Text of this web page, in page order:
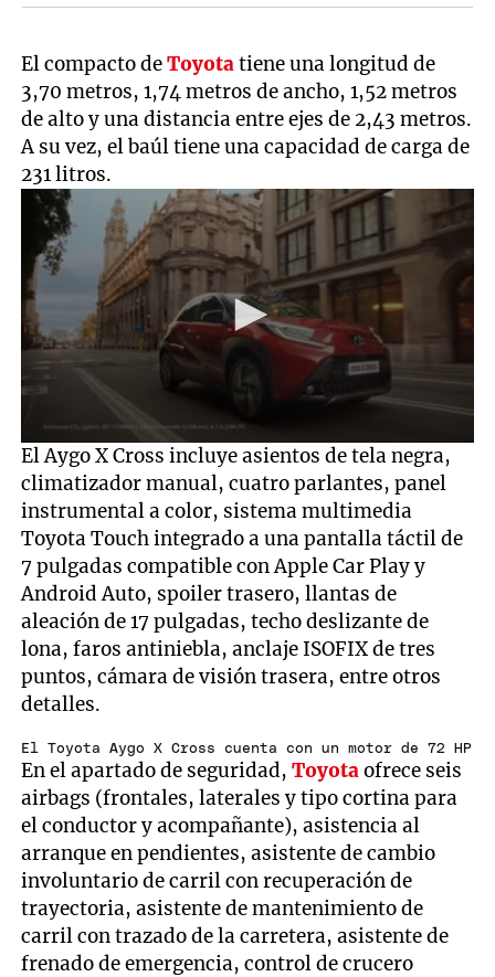
El compacto deToyotatiene una longitud de
3,70 metros, 1,74 metros de ancho, 1,52 metros
de alto y una distancia entre ejes de 2,43 metros.
A su vez, el baúl tiene una capacidad de carga de
231 litros.
0
seconds
of
20
seconds
El Aygo X Cross incluye asientos de tela negra,
climatizador manual, cuatro parlantes, panel
instrumental a color, sistema multimedia
Toyota Touch integrado a una pantalla táctil de
7 pulgadas compatible con Apple Car Play y
Android Auto, spoiler trasero, llantas de
aleación de 17 pulgadas, techo deslizante de
lona, faros antiniebla, anclaje ISOFIX de tres
puntos, cámara de visión trasera, entre otros
detalles.
El Toyota Aygo X Cross cuenta con un motor de 72 HP
En el apartado de seguridad,Toyotaofrece seis
airbags (frontales, laterales y tipo cortina para
el conductor y acompañante), asistencia al
arranque en pendientes, asistente de cambio
involuntario de carril con recuperación de
trayectoria, asistente de mantenimiento de
carril con trazado de la carretera, asistente de
frenado de emergencia, control de crucero